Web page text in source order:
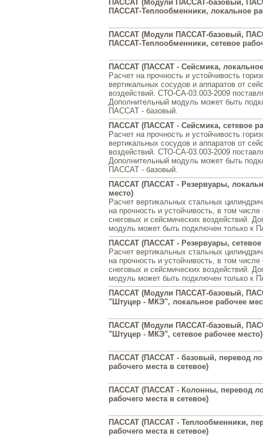
ПАССАТ (Модули ПАССАТ-базовый,
ПАССАТ-Теплообменники, локальное
ПАССАТ (Модули ПАССАТ-базовый,
ПАССАТ-Теплообменники, сетевое
ПАССАТ (ПАССАТ - Сейсмика,
Расчет на прочность и устойчивость
вертикальных сосудов и аппаратов от
воздействий. СТО-СА-03.003-2009
Дополнительный модуль может быть
ПАССАТ - базовый.
ПАССАТ (ПАССАТ - Сейсмика, сетевое
Расчет на прочность и устойчивость
вертикальных сосудов и аппаратов от
воздействий. СТО-СА-03.003-2009
Дополнительный модуль может быть
ПАССАТ - базовый.
ПАССАТ (ПАССАТ - Резервуары,
место)
Расчет вертикальных стальных
на прочность и устойчивость, в том числе
снеговых и сейсмических воздействий.
модуль может быть подключен только к
ПАССАТ (ПАССАТ - Резервуары, сетевое
Расчет вертикальных стальных
на прочность и устойчивость, в том числе
снеговых и сейсмических воздействий.
модуль может быть подключен только к
ПАССАТ (Модули ПАССАТ-базовый,
"Штуцер - МКЭ", локальное рабочее
ПАССАТ (Модули ПАССАТ-базовый,
"Штуцер - МКЭ", сетевое рабочее место)
ПАССАТ (ПАССАТ - базовый, перевод
рабочего места в сетевое)
ПАССАТ (ПАССАТ - Колонны, перевод
рабочего места в сетевое)
ПАССАТ (ПАССАТ - Теплообменники,
рабочего места в сетевое)